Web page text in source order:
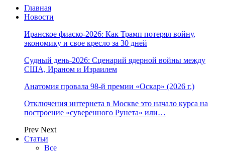
Главная
Новости
Иранское фиаско-2026: Как Трамп потерял войну,
экономику и свое кресло за 30 дней
Судный день-2026: Сценарий ядерной войны между
США, Ираном и Израилем
Анатомия провала 98-й премии «Оскар» (2026 г.)
Отключения интернета в Москве это начало курса на
построение «суверенного Рунета» или…
Prev Next
Статьи
Все